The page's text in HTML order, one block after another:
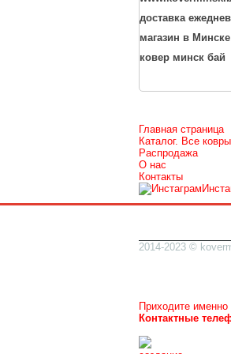
доставка
магазин в Минске
ковер минск бай
Главная страница
Каталог. Все ковры
Распродажа
О нас
Контакты
2014-2023 ©
Приходите
Контактные